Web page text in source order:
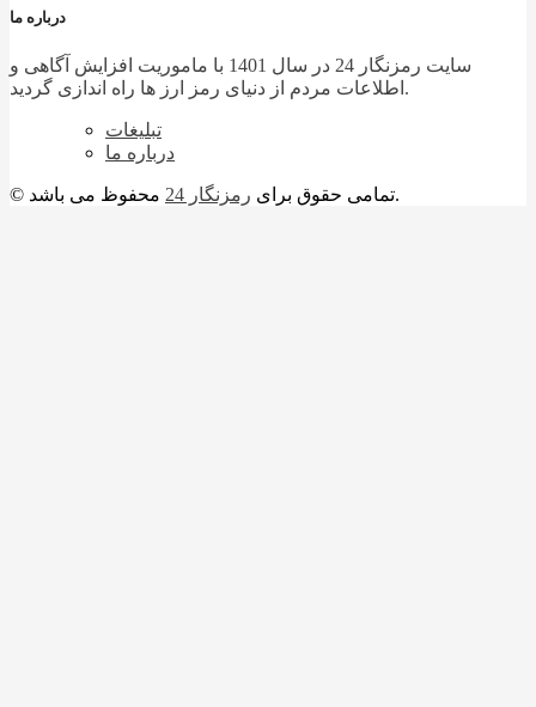
درباره ما
سایت رمزنگار 24 در سال 1401 با ماموریت افزایش آگاهی و
اطلاعات مردم از دنیای رمز ارز ها راه اندازی گردید.
تبلیغات
درباره ما
© تمامی حقوق برای رمزنگار 24 محفوظ می باشد.